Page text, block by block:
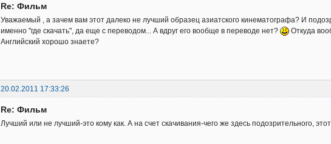
Re: Фильм
Уважаемый , а зачем вам этот далеко не лучший образец азиатского кинематографа? И
именно "где скачать", да еще с переводом... А вдруг его вообще в переводе нет?
Откуда
Английский хорошо знаете?
20.02.2011 17:33:26
Re: Фильм
Лучший или не лучший-это кому как. А на счет скачивания-чего же здесь подозрительного,